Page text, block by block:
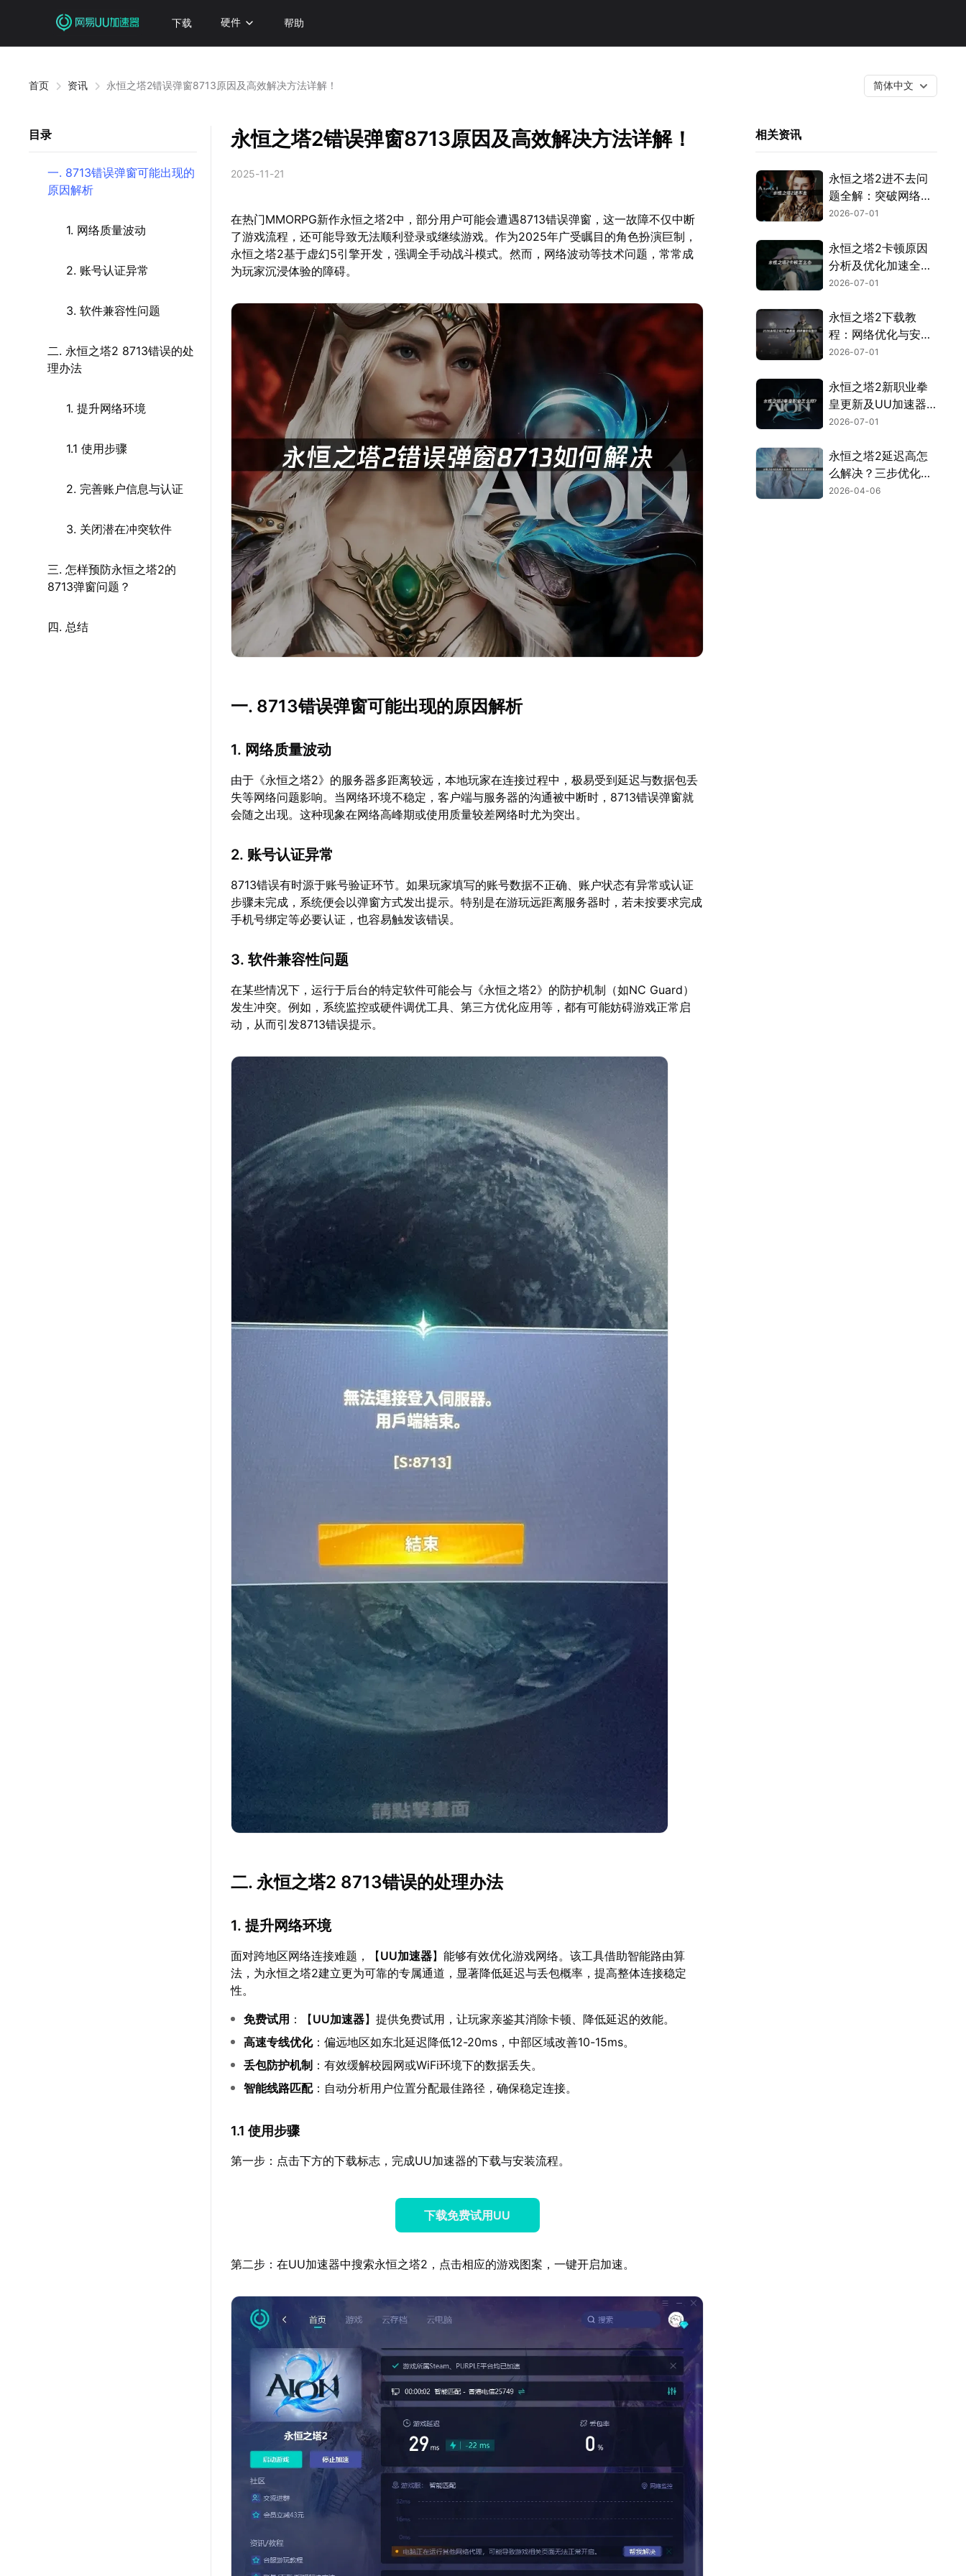
下载 硬件 帮助
首页 资讯 永恒之塔2错误弹窗8713原因及高效解决方法详解！ 简体中文
目录
一. 8713错误弹窗可能出现的
原因解析
1. 网络质量波动
2. 账号认证异常
3. 软件兼容性问题
二. 永恒之塔2 8713错误的处
理办法
1. 提升网络环境
1.1 使用步骤
2. 完善账户信息与认证
3. 关闭潜在冲突软件
三. 怎样预防永恒之塔2的
8713弹窗问题？
四. 总结
永恒之塔2错误弹窗8713原因及高效解决方法详解！
2025-11-21
在热门MMORPG新作永恒之塔2中，部分用户可能会遭遇8713错误弹窗，这一故障不仅中断
了游戏流程，还可能导致无法顺利登录或继续游戏。作为2025年广受瞩目的角色扮演巨制，
永恒之塔2基于虚幻5引擎开发，强调全手动战斗模式。然而，网络波动等技术问题，常常成
为玩家沉浸体验的障碍。
一. 8713错误弹窗可能出现的原因解析
1. 网络质量波动
由于《永恒之塔2》的服务器多距离较远，本地玩家在连接过程中，极易受到延迟与数据包丢
失等网络问题影响。当网络环境不稳定，客户端与服务器的沟通被中断时，8713错误弹窗就
会随之出现。这种现象在网络高峰期或使用质量较差网络时尤为突出。
2. 账号认证异常
8713错误有时源于账号验证环节。如果玩家填写的账号数据不正确、账户状态有异常或认证
步骤未完成，系统便会以弹窗方式发出提示。特别是在游玩远距离服务器时，若未按要求完成
手机号绑定等必要认证，也容易触发该错误。
3. 软件兼容性问题
在某些情况下，运行于后台的特定软件可能会与《永恒之塔2》的防护机制（如NC Guard）
发生冲突。例如，系统监控或硬件调优工具、第三方优化应用等，都有可能妨碍游戏正常启
动，从而引发8713错误提示。
二. 永恒之塔2 8713错误的处理办法
1. 提升网络环境
面对跨地区网络连接难题，【UU加速器】能够有效优化游戏网络。该工具借助智能路由算
法，为永恒之塔2建立更为可靠的专属通道，显著降低延迟与丢包概率，提高整体连接稳定
性。
免费试用 ：【UU加速器】提供免费试用，让玩家亲鉴其消除卡顿、降低延迟的效能。
高速专线优化：偏远地区如东北延迟降低12-20ms，中部区域改善10-15ms。
丢包防护机制 ：有效缓解校园网或WiFi环境下的数据丢失。
智能线路匹配：自动分析用户位置分配最佳路径，确保稳定连接。
1.1 使用步骤
第一步：点击下方的下载标志，完成UU加速器的下载与安装流程。
下载免费试用UU
第二步：在UU加速器中搜索永恒之塔2，点击相应的游戏图案，一键开启加速。
相关资讯
永恒之塔2进不去问
题全解：突破网络与
验证封锁！
2026-07-01
永恒之塔2卡顿原因
分析及优化加速全攻
略！
2026-07-01
永恒之塔2下载教
程：网络优化与安装
全流程指南！
2026-07-01
永恒之塔2新职业拳
皇更新及UU加速器
联机优化指南！
2026-07-01
永恒之塔2延迟高怎
么解决？三步优化告
别卡顿畅玩！
2026-04-06